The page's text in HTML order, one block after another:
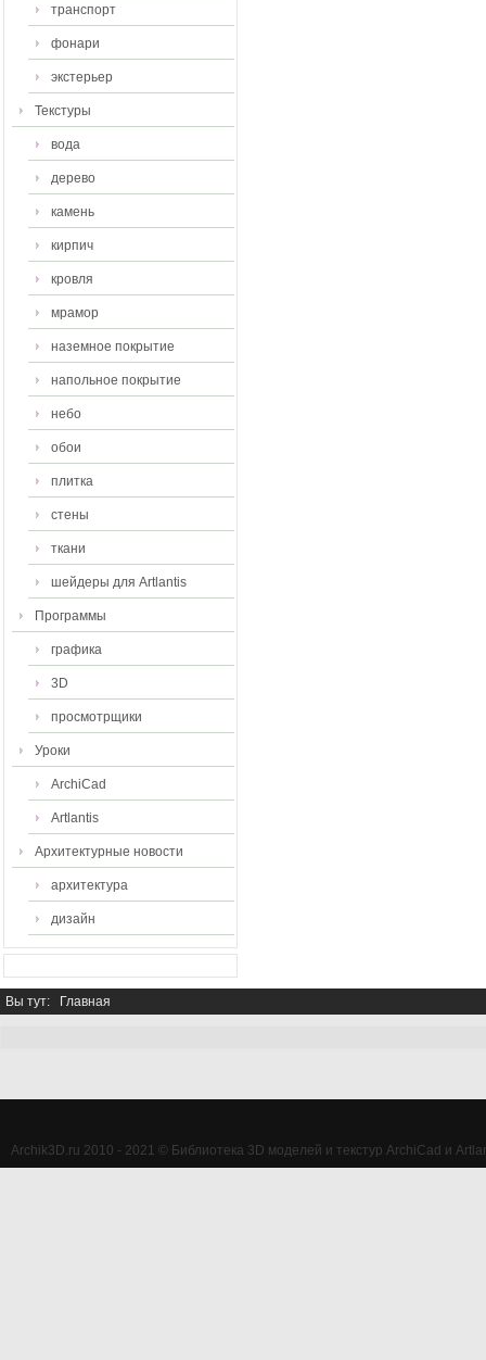
транспорт
фонари
экстерьер
Текстуры
вода
дерево
камень
кирпич
кровля
мрамор
наземное покрытие
напольное покрытие
небо
обои
плитка
стены
ткани
шейдеры для Artlantis
Программы
графика
3D
просмотрщики
Уроки
ArchiCad
Artlantis
Архитектурные новости
архитектура
дизайн
Вы тут: Главная
Archik3D.ru 2010 - 2021 © Библиотека 3D моделей и текстур ArchiCad и